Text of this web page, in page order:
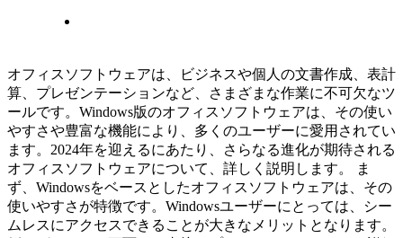
オフィスソフトウェアは、ビジネスや個人の文書作成、表計
算、プレゼンテーションなど、さまざまな作業に不可欠なツ
ールです。Windows版のオフィスソフトウェアは、その使い
やすさや豊富な機能により、多くのユーザーに愛用されてい
ます。2024年を迎えるにあたり、さらなる進化が期待される
オフィスソフトウェアについて、詳しく説明します。 ま
ず、Windowsをベースとしたオフィスソフトウェアは、その
使いやすさが特徴です。Windowsユーザーにとっては、シー
ムレスにアクセスできることが大きなメリットとなります。